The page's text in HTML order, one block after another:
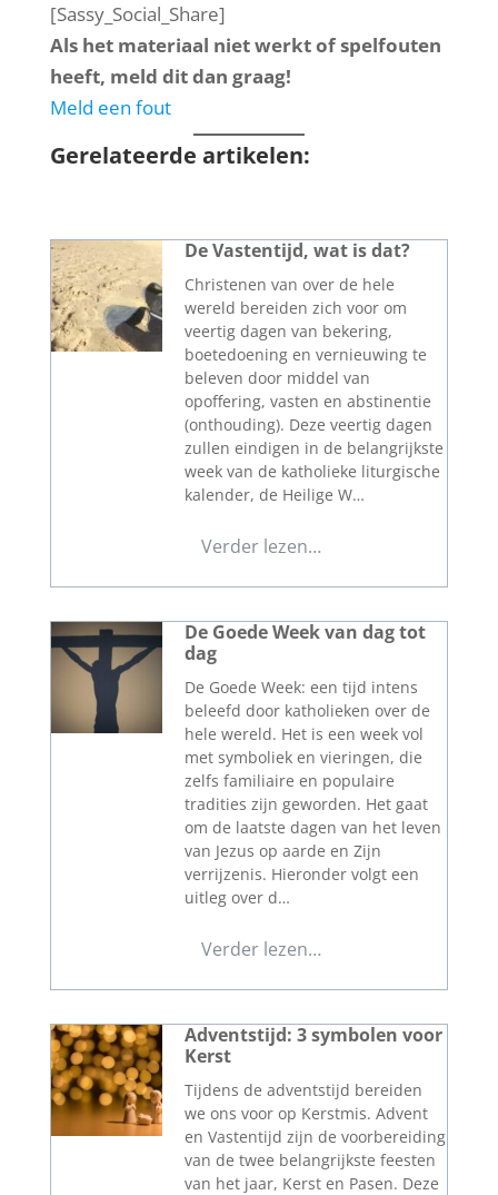
[Sassy_Social_Share]
Als het materiaal niet werkt of spelfouten
heeft, meld dit dan graag!
Meld een fout
Gerelateerde artikelen:
De Vastentijd, wat is dat?
Christenen van over de hele
wereld bereiden zich voor om
veertig dagen van bekering,
boetedoening en vernieuwing te
beleven door middel van
opoffering, vasten en abstinentie
(onthouding). Deze veertig dagen
zullen eindigen in de belangrijkste
week van de katholieke liturgische
kalender, de Heilige W…
Verder lezen…
De Goede Week van dag tot
dag
De Goede Week: een tijd intens
beleefd door katholieken over de
hele wereld. Het is een week vol
met symboliek en vieringen, die
zelfs familiaire en populaire
tradities zijn geworden. Het gaat
om de laatste dagen van het leven
van Jezus op aarde en Zijn
verrijzenis. Hieronder volgt een
uitleg over d…
Verder lezen…
Adventstijd: 3 symbolen voor
Kerst
Tijdens de adventstijd bereiden
we ons voor op Kerstmis. Advent
en Vastentijd zijn de voorbereiding
van de twee belangrijkste feesten
van het jaar, Kerst en Pasen. Deze